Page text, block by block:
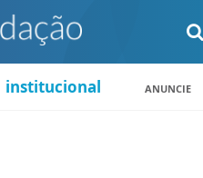
institucional ANUNCIE